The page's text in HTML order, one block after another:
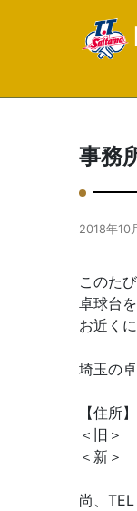
事務
2018年10
このた
卓球台
お近く
埼玉の
【住所】
＜旧＞
＜新＞
尚、TEL